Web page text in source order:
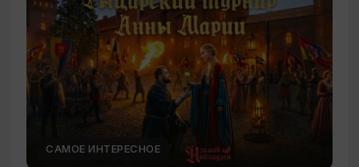
САМОЕ ИНТЕРЕСНОЕ